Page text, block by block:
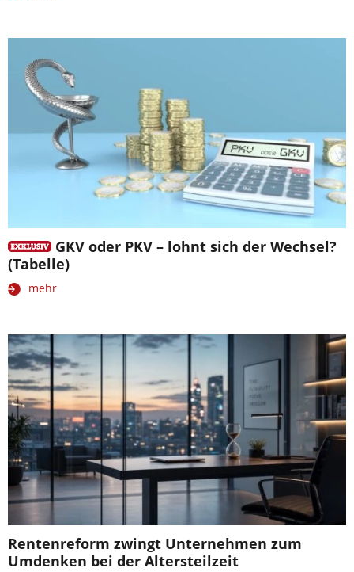
GKV oder PKV – lohnt sich der Wechsel?
(Tabelle)
mehr
Rentenreform zwingt Unternehmen zum
Umdenken bei der Altersteilzeit